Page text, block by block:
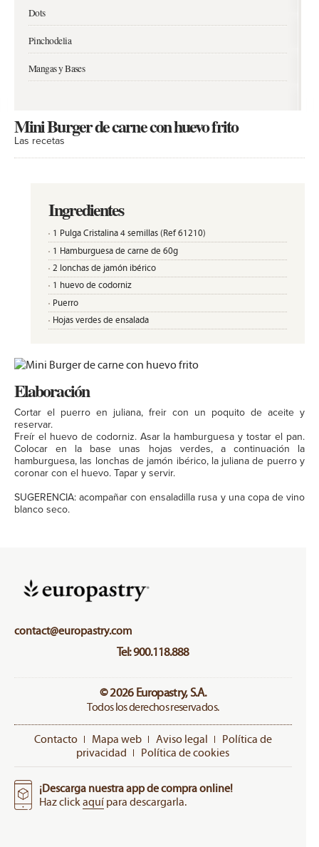
Dots
Pinchodelia
Mangas y Bases
Mini Burger de carne con huevo frito
Las recetas
Ingredientes
1 Pulga Cristalina 4 semillas (Ref 61210)
1 Hamburguesa de carne de 60g
2 lonchas de jamón ibérico
1 huevo de codorniz
Puerro
Hojas verdes de ensalada
Elaboración
Cortar el puerro en juliana, freir con un poquito de aceite y
reservar.
Freír el huevo de codorniz. Asar la hamburguesa y tostar el pan.
Colocar en la base unas hojas verdes, a continuación la
hamburguesa, las lonchas de jamón ibérico, la juliana de puerro y
coronar con el huevo. Tapar y servir.
SUGERENCIA: acompañar con ensaladilla rusa y una copa de vino
blanco seco.
contact@europastry.com
Tel: 900.118.888
© 2026 Europastry, S.A.
Todos los derechos reservados.
Contacto Mapa web Aviso legal
Política de
privacidad
Política de cookies
¡Descarga nuestra app de compra online!
Haz clickaquí para descargarla.